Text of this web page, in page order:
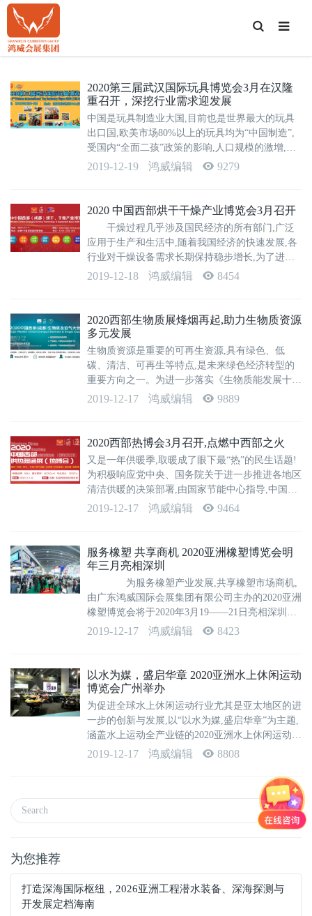
T
o
g
S
e
r
c
h
2020第三届武汉国际玩具博览会3月在汉隆
重召开，深挖行业需求迎发展
中国是玩具制造业大国,目前也是世界最大的玩具
出口国,欧美市场80%以上的玩具均为“中国制造”,
受国内“全面二孩”政策的影响,人口规模的激增,我
国玩具市场在不断扩大,由出口导向型转变为扩大
2019-12-19 鸿威编辑 9279
2020 中国西部烘干干燥产业博览会3月召开
干燥过程几乎涉及国民经济的所有部门,广泛
应用于生产和生活中,随着我国经济的快速发展,各
行业对干燥设备需求长期保持稳步增长,为了进一
步提升烘干、干燥设备的创新、技术、工艺、节
2019-12-18 鸿威编辑 8454
2020西部生物质展烽烟再起,助力生物质资源
多元发展
生物质资源是重要的可再生资源,具有绿色、低
碳、清洁、可再生等特点,是未来绿色经济转型的
重要方向之一。为进一步落实《生物质能发展十三
五规划》,响应《打赢蓝天保卫战三年行动计划》,
2019-12-17 鸿威编辑 9889
2020西部热博会3月召开,点燃中西部之火
又是一年供暖季,取暖成了眼下最“热”的民生话题!
为积极响应党中央、国务院关于进一步推进各地区
清洁供暖的决策部署,由国家节能中心指导,中国节
能协会、广东省节能协会、广东鸿威国际会展集团
2019-12-17 鸿威编辑 9464
服务橡塑 共享商机 2020亚洲橡塑博览会明
年三月亮相深圳
为服务橡塑产业发展,共享橡塑市场商机,
由广东鸿威国际会展集团有限公司主办的2020亚洲
橡塑博览会将于2020年3月19——21日亮相深圳会
展中心。此次博览会以“新产品、新技术、新格
2019-12-17 鸿威编辑 8423
以水为媒，盛启华章 2020亚洲水上休闲运动
博览会广州举办
为促进全球水上休闲运动行业尤其是亚太地区的进
一步的创新与发展,以“以水为媒,盛启华章”为主题,
涵盖水上运动全产业链的2020亚洲水上休闲运动博
览会,将于明年5月10日-12日在广州广交会展馆举
2019-12-17 鸿威编辑 8808
为您推荐
打造深海国际枢纽，2026亚洲工程潜水装备、深海探测与
开发展定档海南